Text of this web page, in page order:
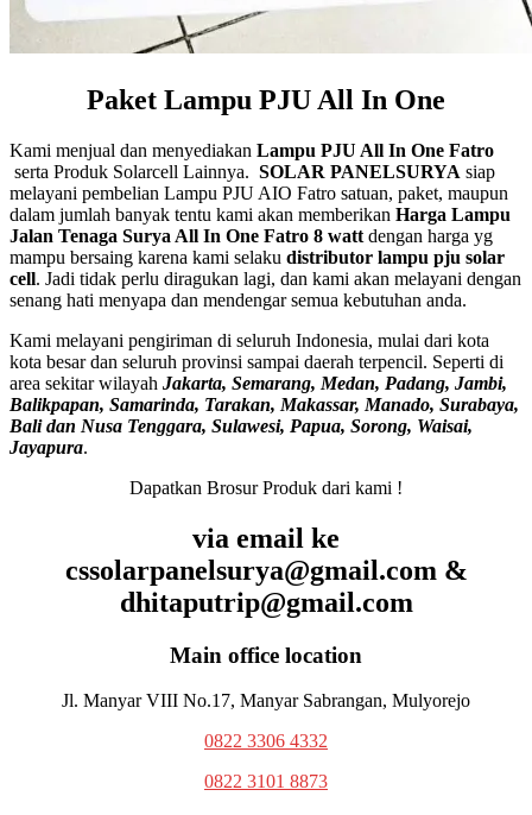
Paket Lampu PJU All In One
Kami menjual dan menyediakan Lampu PJU All In One Fatro
serta Produk Solarcell Lainnya. SOLAR PANELSURYA siap
melayani pembelian Lampu PJU AIO Fatro satuan, paket, maupun
dalam jumlah banyak tentu kami akan memberikan Harga Lampu
Jalan Tenaga Surya All In One Fatro 8 watt dengan harga yg
mampu bersaing karena kami selaku distributor lampu pju solar
cell. Jadi tidak perlu diragukan lagi, dan kami akan melayani dengan
senang hati menyapa dan mendengar semua kebutuhan anda.
Kami melayani pengiriman di seluruh Indonesia, mulai dari kota
kota besar dan seluruh provinsi sampai daerah terpencil. Seperti di
area sekitar wilayah Jakarta, Semarang, Medan, Padang, Jambi,
Balikpapan, Samarinda, Tarakan, Makassar, Manado, Surabaya,
Bali dan Nusa Tenggara, Sulawesi, Papua, Sorong, Waisai,
Jayapura.
Dapatkan Brosur Produk dari kami !
via email ke
cssolarpanelsurya@gmail.com &
dhitaputrip@gmail.com
Main office location
Jl. Manyar VIII No.17, Manyar Sabrangan, Mulyorejo
0822 3306 4332
0822 3101 8873